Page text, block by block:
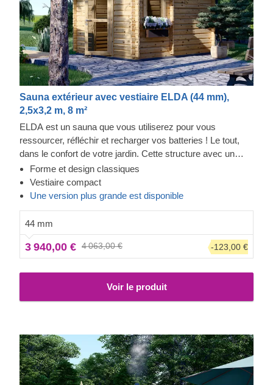
Sauna extérieur avec vestiaire ELDA (44 mm),
2,5x3,2 m, 8 m²
ELDA est un sauna que vous utiliserez pour vous
ressourcer, réfléchir et recharger vos batteries ! Le tout,
dans le confort de votre jardin. Cette structure avec un
beau toit à double pente est confortable et accueillante, et
possède deux rangées de bancs parmi lesquels vous
pouvez choisir. De plus, les fenêtres laisseront entrer la
Forme et design classiques
Vestiaire compact
Une version plus grande est disponible
44 mm
3 940,00 € 4 063,00 € -123,00 €
Voir le produit